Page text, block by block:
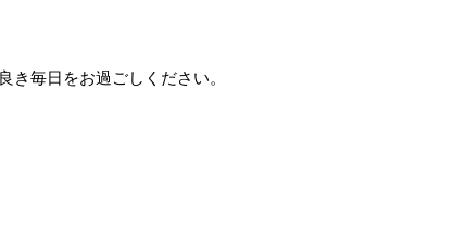
き毎日をお過ごしください。